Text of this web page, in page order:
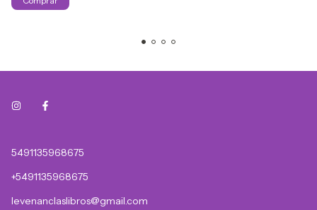
5491135968675
+5491135968675
levenanclaslibros@gmail.com